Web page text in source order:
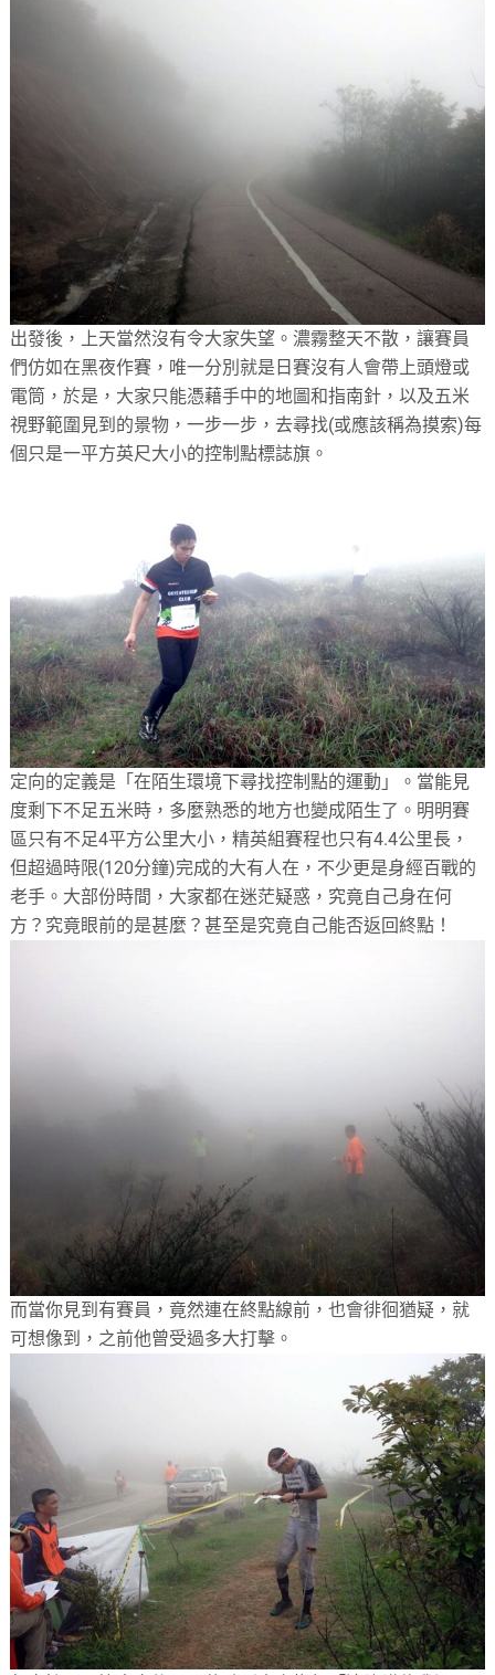
出發後，上天當然沒有令大家失望。濃霧整天不散，讓賽員
們仿如在黑夜作賽，唯一分別就是日賽沒有人會帶上頭燈或
電筒，於是，大家只能憑藉手中的地圖和指南針，以及五米
視野範圍見到的景物，一步一步，去尋找(或應該稱為摸索)每
個只是一平方英尺大小的控制點標誌旗。
定向的定義是「在陌生環境下尋找控制點的運動」。當能見
度剩下不足五米時，多麼熟悉的地方也變成陌生了。明明賽
區只有不足4平方公里大小，精英組賽程也只有4.4公里長，
但超過時限(120分鐘)完成的大有人在，不少更是身經百戰的
老手。大部份時間，大家都在迷茫疑惑，究竟自己身在何
方？究竟眼前的是甚麼？甚至是究竟自己能否返回終點！
而當你見到有賽員，竟然連在終點線前，也會徘徊猶疑，就
可想像到，之前他曾受過多大打擊。